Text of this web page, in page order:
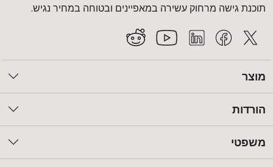
תוכנת גישה מרחוק עשירה במאפיינים ובטוחה במחיר נגיש.
מוצר
הורדות
משפטי